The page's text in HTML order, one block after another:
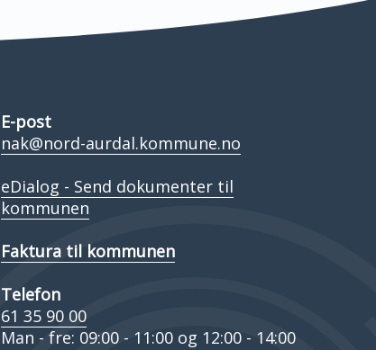
E-post
nak@nord-aurdal.kommune.no
eDialog - Send dokumenter til
kommunen
Faktura til kommunen
Telefon
61 35 90 00
Man - fre: 09:00 - 11:00 og 12:00 - 14:00